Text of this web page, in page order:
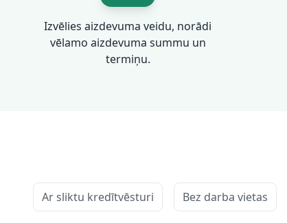
Izvēlies aizdevuma veidu, norādi
vēlamo aizdevuma summu un
termiņu.
Ar sliktu kredītvēsturi Bez darba vietas